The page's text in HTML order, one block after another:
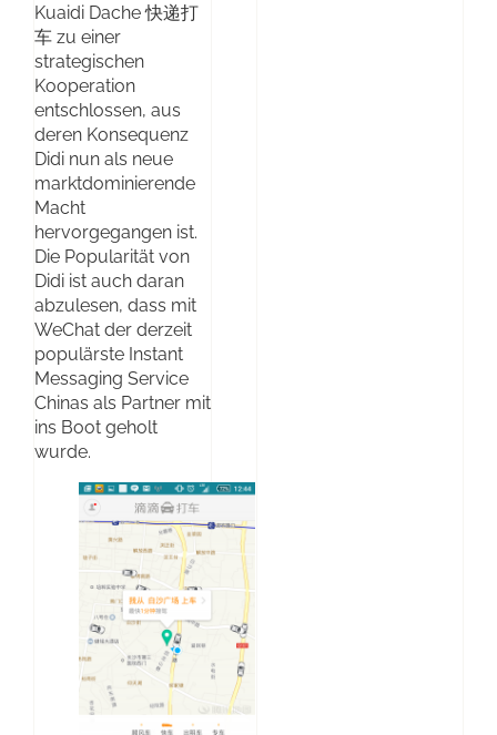
Kuaidi Dache 快递打
车 zu einer
strategischen
Kooperation
entschlossen, aus
deren Konsequenz
Didi nun als neue
marktdominierende
Macht
hervorgegangen ist.
Die Popularität von
Didi ist auch daran
abzulesen, dass mit
WeChat der derzeit
populärste Instant
Messaging Service
Chinas als Partner mit
ins Boot geholt
wurde.